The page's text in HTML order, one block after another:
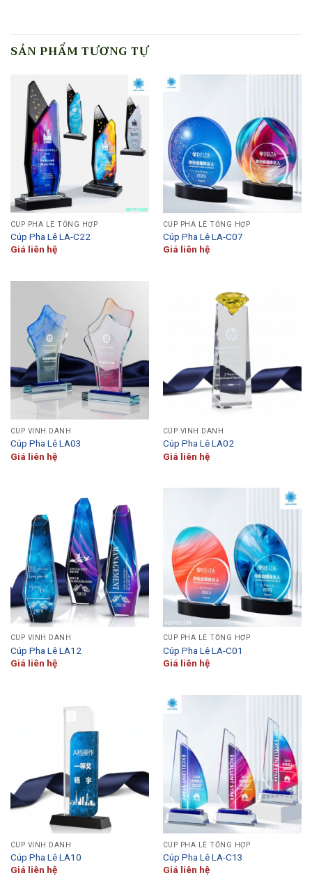
SẢN PHẨM TƯƠNG TỰ
CÚP PHA LÊ TỔNG HỢP
Cúp Pha Lê LA-C22
Giá liên hệ
CÚP PHA LÊ TỔNG HỢP
Cúp Pha Lê LA-C07
Giá liên hệ
CÚP VINH DANH
Cúp Pha Lê LA03
Giá liên hệ
CÚP VINH DANH
Cúp Pha Lê LA02
Giá liên hệ
CÚP VINH DANH
Cúp Pha Lê LA12
Giá liên hệ
CÚP PHA LÊ TỔNG HỢP
Cúp Pha Lê LA-C01
Giá liên hệ
CÚP VINH DANH
Cúp Pha Lê LA10
Giá liên hệ
CÚP PHA LÊ TỔNG HỢP
Cúp Pha Lê LA-C13
Giá liên hệ